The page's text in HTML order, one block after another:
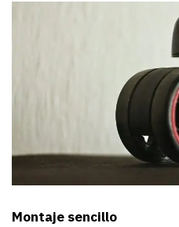
Montaje sencillo